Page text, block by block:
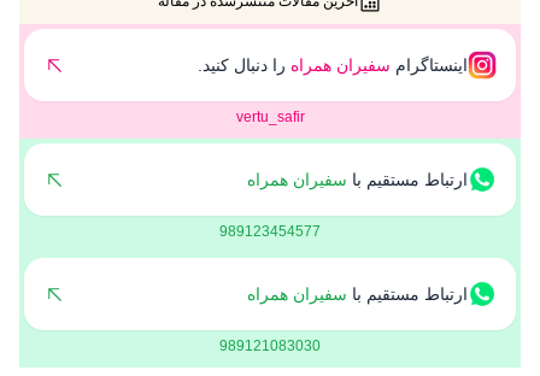
اهمیت دارد، بلکه به دلیل نیاز به اطمینان از کیفیت و کارکرد
موبایل سفیران همراه با ارائه خدمات گارانتی منحصر به فرد،اینستاگرام سفیران همراه را دنبال کنید.
vertu_safir
ارتباط مستقیم با سفیران همراه
989123454577
ارتباط مستقیم با سفیران همراه
989121083030